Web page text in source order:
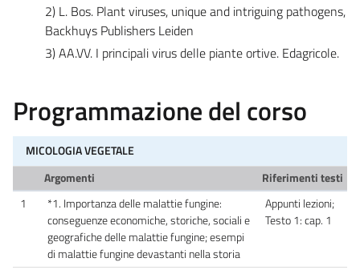
2) L. Bos. Plant viruses, unique and intriguing pathogens,
Backhuys Publishers Leiden
3) AA.VV. I principali virus delle piante ortive. Edagricole.
Programmazione del corso
MICOLOGIA VEGETALE
Argomenti
Riferimenti testi
1
*1. Importanza delle malattie fungine:
conseguenze economiche, storiche, sociali e
geografiche delle malattie fungine; esempi
di malattie fungine devastanti nella storia
Appunti lezioni;
Testo 1: cap. 1